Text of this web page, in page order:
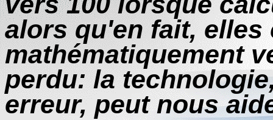
alors qu'en fait, elles
mathématiquement
perdu: la
erreur, peut nous